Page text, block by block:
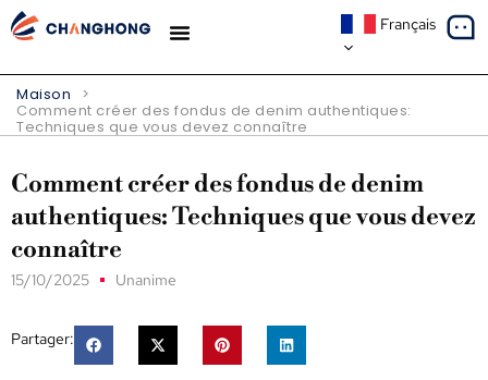
Français
Maison >
Comment créer des fondus de denim authentiques:
Techniques que vous devez connaître
Comment créer des fondus de denim
authentiques: Techniques que vous devez
connaître
15/10/2025 Unanime
Partager: